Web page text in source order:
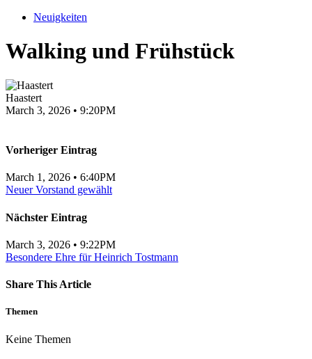
Neuigkeiten
Walking und Frühstück
Haastert
March 3, 2026 • 9:20PM
Vorheriger Eintrag
March 1, 2026 • 6:40PM
Neuer Vorstand gewählt
Nächster Eintrag
March 3, 2026 • 9:22PM
Besondere Ehre für Heinrich Tostmann
Share This Article
Themen
Keine Themen